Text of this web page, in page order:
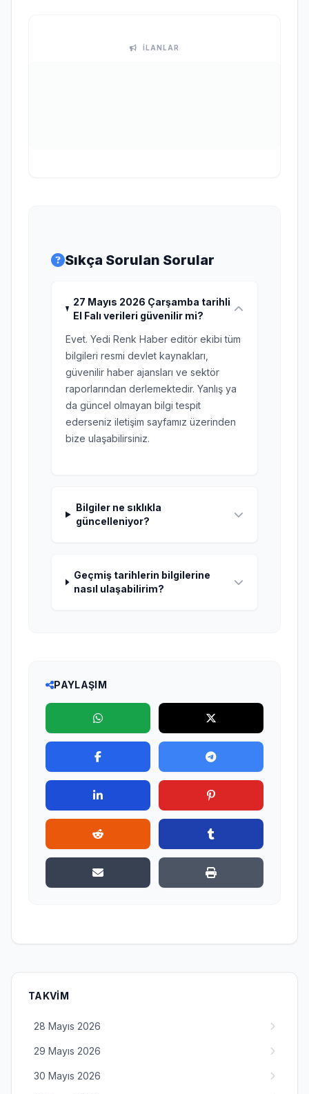
İLANLAR
Sıkça Sorulan Sorular
27 Mayıs 2026 Çarşamba tarihli
El Falı verileri güvenilir mi?
Evet. Yedi Renk Haber editör ekibi tüm
bilgileri resmi devlet kaynakları,
güvenilir haber ajansları ve sektör
raporlarından derlemektedir. Yanlış ya
da güncel olmayan bilgi tespit
ederseniz iletişim sayfamız üzerinden
bize ulaşabilirsiniz.
Bilgiler ne sıklıkla
güncelleniyor?
Geçmiş tarihlerin bilgilerine
nasıl ulaşabilirim?
PAYLAŞIM
TAKVIM
28 Mayıs 2026
29 Mayıs 2026
30 Mayıs 2026